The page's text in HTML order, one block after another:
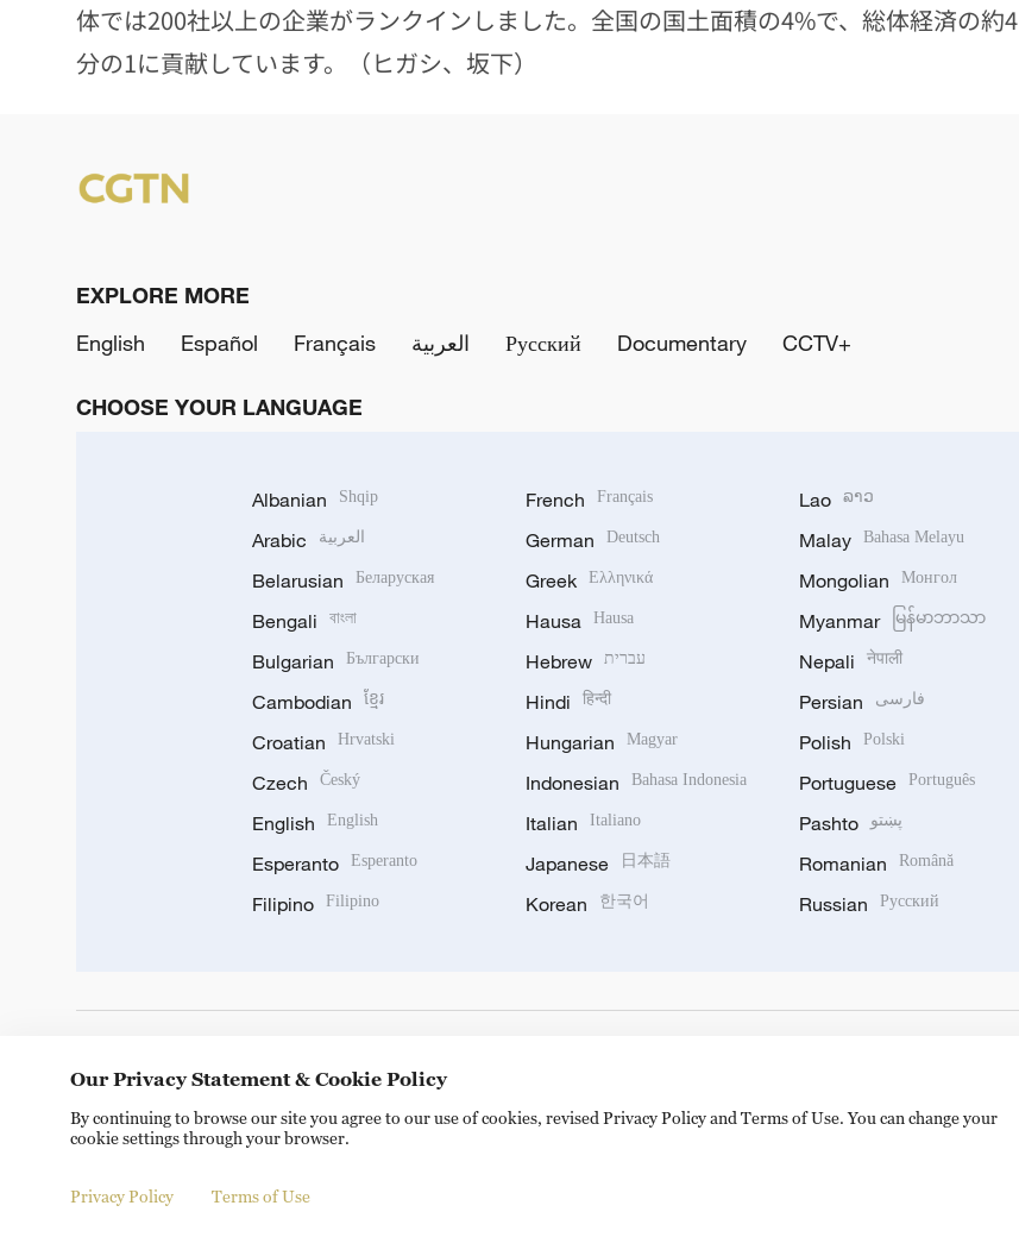
体では200社以上の企業がランクインしました。全国の国土面積の4%で、総体経済の約4
分の1に貢献しています。（ヒガシ、坂下）
EXPLORE MORE
English
Español Français العربية Русский Documentary CCTV+
CHOOSE YOUR LANGUAGE
Albanian Shqip
Arabic العربية
Belarusian Беларуская
Bengali বাংলা
Bulgarian Български
Cambodian ខ្មែរ
Croatian Hrvatski
Czech Český
English English
Esperanto Esperanto
Filipino Filipino
French Français
German Deutsch
Greek Ελληνικά
Hausa Hausa
Hebrew עברית
Hindi हिन्दी
Hungarian Magyar
Indonesian Bahasa Indonesia
Italian Italiano
Japanese 日本語
Korean 한국어
Lao ລາວ
Malay Bahasa Melayu
Mongolian Монгол
Myanmar မြန်မာဘာသာ
Nepali नेपाली
Persian فارسی
Polish Polski
Portuguese Português
Pashto پښتو
Romanian Română
Russian Русский
© China Radio International.CRI. All Rights Reserved. 16A Shijingshan Road, Beijing, China. 100040
Our Privacy Statement & Cookie Policy
By continuing to browse our site you agree to our use of cookies, revised Privacy Policy and Terms of Use. You can change your
cookie settings through your browser.
Privacy Policy Terms of Use